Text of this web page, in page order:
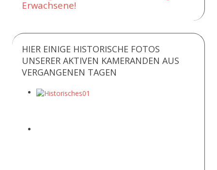
Erwachsene!
HIER EINIGE HISTORISCHE FOTOS
UNSERER AKTIVEN KAMERANDEN AUS
VERGANGENEN TAGEN